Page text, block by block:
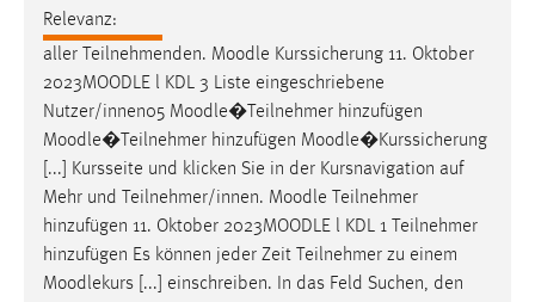
Relevanz:
aller Teilnehmenden. Moodle Kurssicherung 11. Oktober
2023MOODLE l KDL 3 Liste eingeschriebene
Nutzer/innen05 Moodle�Teilnehmer hinzufügen
Moodle�Teilnehmer hinzufügen Moodle�Kurssicherung
[...] Kursseite und klicken Sie in der Kursnavigation auf
Mehr und Teilnehmer/innen. Moodle Teilnehmer
hinzufügen 11. Oktober 2023MOODLE l KDL 1 Teilnehmer
hinzufügen Es können jeder Zeit Teilnehmer zu einem
Moodlekurs [...] einschreiben. In das Feld Suchen, den